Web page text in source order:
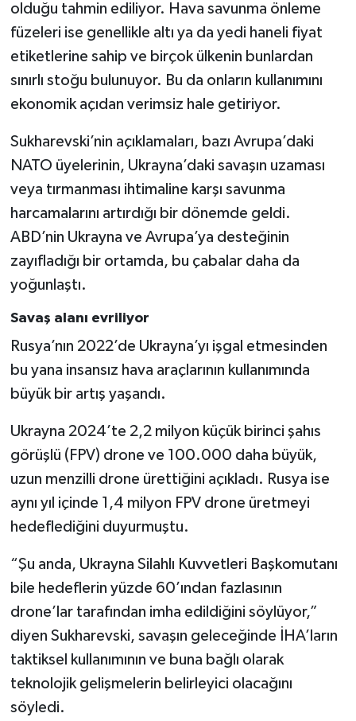
olduğu tahmin ediliyor. Hava savunma önleme
füzeleri ise genellikle altı ya da yedi haneli fiyat
etiketlerine sahip ve birçok ülkenin bunlardan
sınırlı stoğu bulunuyor. Bu da onların kullanımını
ekonomik açıdan verimsiz hale getiriyor.
Sukharevski’nin açıklamaları, bazı Avrupa’daki
NATO üyelerinin, Ukrayna’daki savaşın uzaması
veya tırmanması ihtimaline karşı savunma
harcamalarını artırdığı bir dönemde geldi.
ABD’nin Ukrayna ve Avrupa’ya desteğinin
zayıfladığı bir ortamda, bu çabalar daha da
yoğunlaştı.
Savaş alanı evriliyor
Rusya’nın 2022’de Ukrayna’yı işgal etmesinden
bu yana insansız hava araçlarının kullanımında
büyük bir artış yaşandı.
Ukrayna 2024’te 2,2 milyon küçük birinci şahıs
görüşlü (FPV) drone ve 100.000 daha büyük,
uzun menzilli drone ürettiğini açıkladı. Rusya ise
aynı yıl içinde 1,4 milyon FPV drone üretmeyi
hedeflediğini duyurmuştu.
“Şu anda, Ukrayna Silahlı Kuvvetleri Başkomutanı
bile hedeflerin yüzde 60’ından fazlasının
drone’lar tarafından imha edildiğini söylüyor,”
diyen Sukharevski, savaşın geleceğinde İHA’ların
taktiksel kullanımının ve buna bağlı olarak
teknolojik gelişmelerin belirleyici olacağını
söyledi.